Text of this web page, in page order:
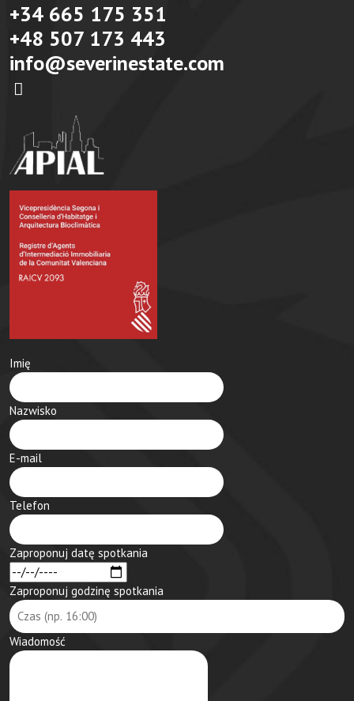
+34 665 175 351
+48 507 173 443
info@severinestate.com
Imię
Nazwisko
E-mail
Telefon
Zaproponuj datę spotkania
Zaproponuj godzinę spotkania
Wiadomość